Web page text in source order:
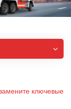
ключевые